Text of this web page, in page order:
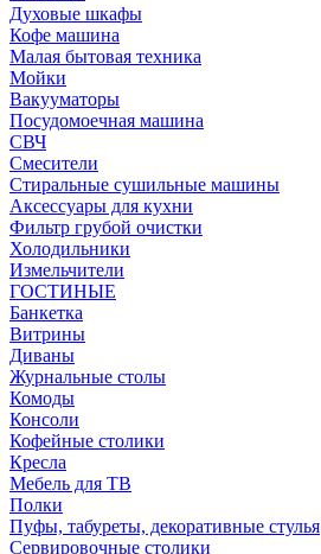
Духовые шкафы
Кофе машина
Малая бытовая техника
Мойки
Вакууматоры
Посудомоечная машина
СВЧ
Смесители
Стиральные сушильные машины
Аксессуары для кухни
Фильтр грубой очистки
Холодильники
Измельчители
ГОСТИНЫЕ
Банкетка
Витрины
Диваны
Журнальные столы
Комоды
Консоли
Кофейные столики
Кресла
Мебель для ТВ
Полки
Пуфы, табуреты, декоративные стулья
Сервировочные столики